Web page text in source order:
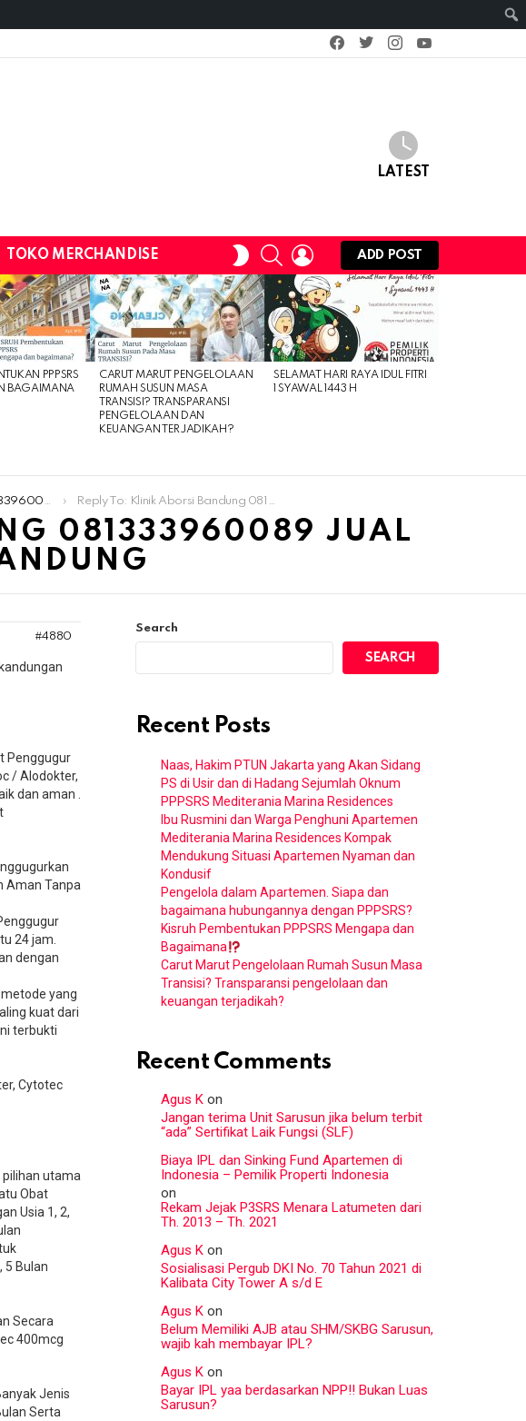
facebooktwitterinstagram
LATEST
TOKO MERCHANDISE
SWITCH
SKIN
SEARCHLOGIN
ADD POST
PPPSRS
BAGAIMANA
CARUT MARUT PENGELOLAAN
RUMAH SUSUN MASA
TRANSISI? TRANSPARANSI
PENGELOLAAN DAN
KEUANGAN TERJADIKAH?
SELAMAT HARI RAYA IDUL FITRI
1 SYAWAL 1443 H
Di Bandung Reply To: Klinik Aborsi Bandung 081333960089 Jual Obat Aborsi Di Bandung
081333960089 JUAL
#4880
Penggugur
/ Alodokter,
dan aman .
Aman Tanpa
24 jam.
dengan
yang
kuat dari
terbukti
Cytotec
pilihan utama
Obat
Usia 1, 2,
5 Bulan
Secara
400mcg
Jenis
Serta
Search
SEARCH
Recent Posts
Naas, Hakim PTUN Jakarta yang Akan Sidang
PS di Usir dan di Hadang Sejumlah Oknum
PPPSRS Mediterania Marina Residences
Ibu Rusmini dan Warga Penghuni Apartemen
Mediterania Marina Residences Kompak
Mendukung Situasi Apartemen Nyaman dan
Kondusif
Pengelola dalam Apartemen. Siapa dan
bagaimana hubungannya dengan PPPSRS?
Kisruh Pembentukan PPPSRS Mengapa dan
Bagaimana
Carut Marut Pengelolaan Rumah Susun Masa
Transisi? Transparansi pengelolaan dan
keuangan terjadikah?
Recent Comments
Agus K on
Jangan terima Unit Sarusun jika belum terbit
“ada” Sertifikat Laik Fungsi (SLF)
Biaya IPL dan Sinking Fund Apartemen di
Indonesia – Pemilik Properti Indonesia
on
Rekam Jejak P3SRS Menara Latumeten dari
Th. 2013 – Th. 2021
Agus K on
Sosialisasi Pergub DKI No. 70 Tahun 2021 di
Kalibata City Tower A s/d E
Agus K on
Belum Memiliki AJB atau SHM/SKBG Sarusun,
wajib kah membayar IPL?
Agus K on
Bayar IPL yaa berdasarkan NPP!! Bukan Luas
Sarusun?